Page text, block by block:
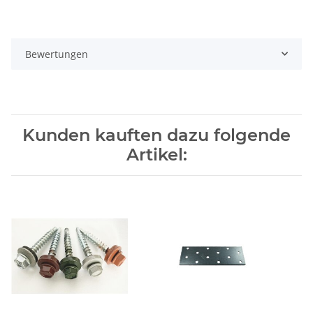
Bewertungen
Kunden kauften dazu folgende
Artikel: